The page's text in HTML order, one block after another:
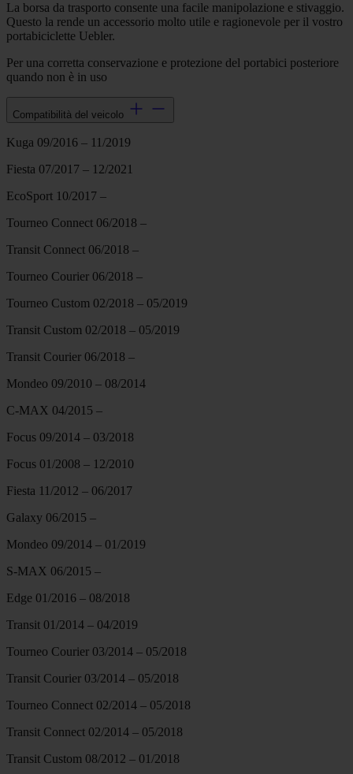
La borsa da trasporto consente una facile manipolazione e stivaggio.
Questo la rende un accessorio molto utile e ragionevole per il vostro
portabiciclette Uebler.
Per una corretta conservazione e protezione del portabici posteriore
quando non è in uso
Compatibilità del veicolo
Kuga 09/2016 – 11/2019
Fiesta 07/2017 – 12/2021
EcoSport 10/2017 –
Tourneo Connect 06/2018 –
Transit Connect 06/2018 –
Tourneo Courier 06/2018 –
Tourneo Custom 02/2018 – 05/2019
Transit Custom 02/2018 – 05/2019
Transit Courier 06/2018 –
Mondeo 09/2010 – 08/2014
C-MAX 04/2015 –
Focus 09/2014 – 03/2018
Focus 01/2008 – 12/2010
Fiesta 11/2012 – 06/2017
Galaxy 06/2015 –
Mondeo 09/2014 – 01/2019
S-MAX 06/2015 –
Edge 01/2016 – 08/2018
Transit 01/2014 – 04/2019
Tourneo Courier 03/2014 – 05/2018
Transit Courier 03/2014 – 05/2018
Tourneo Connect 02/2014 – 05/2018
Transit Connect 02/2014 – 05/2018
Transit Custom 08/2012 – 01/2018